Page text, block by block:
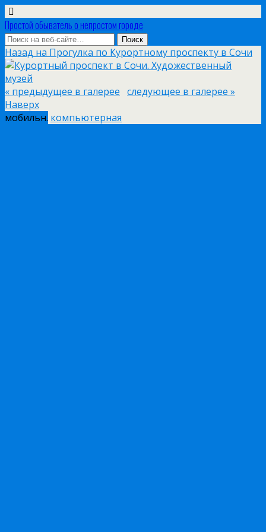
Простой обыватель о непростом городе
Назад на Прогулка по Курортному проспекту в Сочи
« предыдущее в галерее следующее в галерее »
Наверх
мобильн. компьютерная